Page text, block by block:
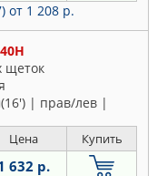
от 1 208 р.
щеток
| прав/лев |
Цена Купить
632 р.